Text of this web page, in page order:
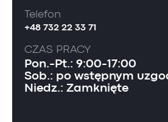
Telefon
+48 732 22 33 71
CZAS PRACY
Pon.-Pt.: 9:00-17:00
Sob.: po wstępnym
Niedz.: Zamknięte